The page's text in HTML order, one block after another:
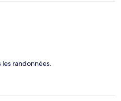
les randonnées.